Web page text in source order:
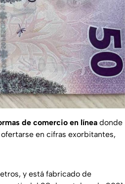
de comercio en línea donde
ofertarse en cifras exorbitantes,
y está fabricado de